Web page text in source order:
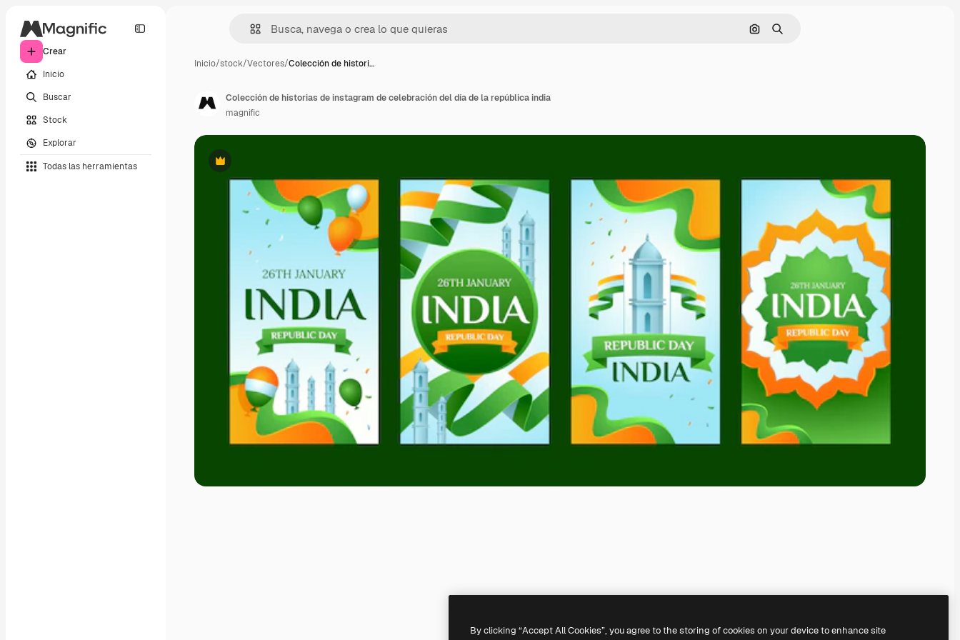
Crear
Inicio
Buscar
Stock
Explorar
Todas las herramientas
Buscar por imagen
Buscar
Inicio/stock/Vectores/Colección de histori…
Premium
Colección de historias de instagram de celebración del día de la república india
magnific
By clicking “Accept All Cookies”, you agree to the storing of cookies on your device to enhance site